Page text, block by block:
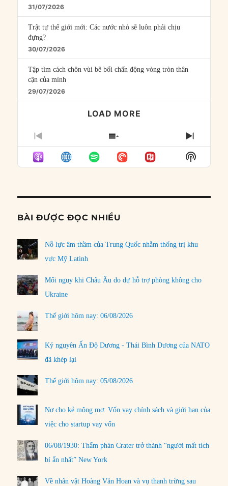
31/07/2026
Trật tự thế giới mới: Các nước nhỏ sẽ luôn phải chịu
đựng?
30/07/2026
Tập tìm cách chôn vùi bê bối chấn động vòng tròn thân
cận của mình
29/07/2026
LOAD MORE
PREVIOUS
EPISODE
SHOW
EPISODES
LIST
NEXT
Show
Podcast
BÀI ĐƯỢC ĐỌC NHIỀU
Nỗ lực âm thầm của Trung Quốc nhằm thống trị khu
vực Mỹ Latinh
Mối nguy khi Châu Âu do dự hỗ trợ phòng không cho
Ukraine
Thế giới hôm nay: 06/08/2026
Kỷ nguyên Ấn Độ Dương - Thái Bình Dương của NATO
đã khép lại
Thế giới hôm nay: 05/08/2026
Nợ cho kẻ mộng mơ: Vốn vay chính sách và giới hạn của
việc cho startup vay vốn
06/08/1930: Thẩm phán Crater trở thành “người mất tích
bí ẩn nhất” New York
Về nhân vật Hoàng Văn Hoan và vụ thanh trừng sau